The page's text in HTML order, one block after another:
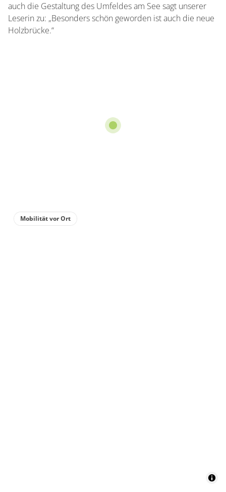
auch die Gestaltung des Umfeldes am See sagt unserer
Leserin zu: „Besonders schön geworden ist auch die neue
Holzbrücke.“
Mobilität vor Ort